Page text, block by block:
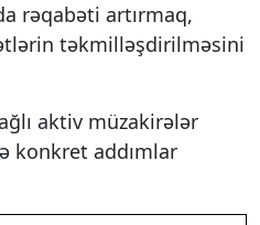
rəqabəti artırmaq,
təkmilləşdirilməsini
aktiv müzakirələr
konkret addımlar